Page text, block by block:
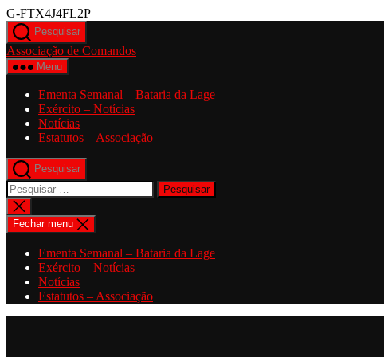
G-FTX4J4FL2PSaltar
conteúdo
Pesquisar
Associação de Comandos
Menu
Ementa Semanal – Bataria da Lage
Exército – Notícias
Notícias
Estatutos – Associação
Pesquisar
Pesquisar
por:
Fechar
pesquisa
Fechar menu
Ementa Semanal – Bataria da Lage
Exército – Notícias
Notícias
Estatutos – Associação